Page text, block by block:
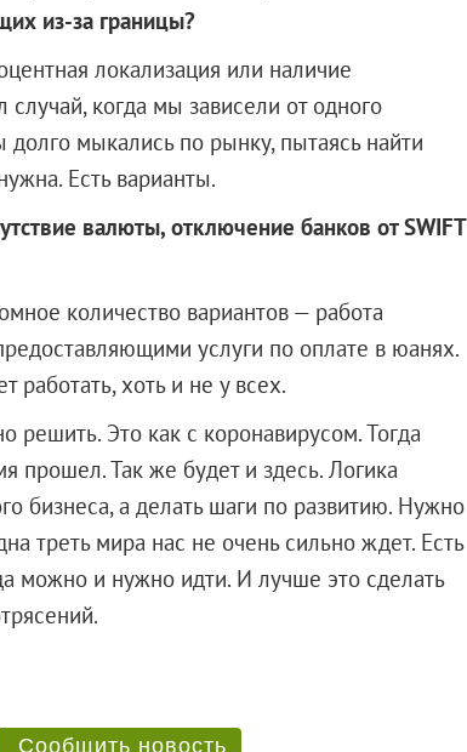
из-за границы?
локализация или наличие
когда мы зависели от одного
мыкались по рынку, пытаясь найти
Есть варианты.
валюты, отключение банков от SWIFT
количество вариантов — работа
услуги по оплате в юанях.
работать, хоть и не у всех.
Это как с коронавирусом. Тогда
прошел. Так же будет и здесь. Логика
бизнеса, а делать шаги по развитию. Нужно
треть мира нас не очень сильно ждет. Есть
можно и нужно идти. И лучше это сделать
потрясений.
Сообщить новость